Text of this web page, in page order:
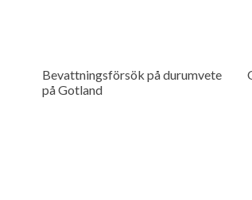
Bevattningsförsök på durumvete
på Gotland